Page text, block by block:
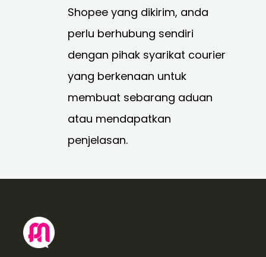
Shopee yang dikirim, anda
perlu berhubung sendiri
dengan pihak syarikat courier
yang berkenaan untuk
membuat sebarang aduan
atau mendapatkan
penjelasan.